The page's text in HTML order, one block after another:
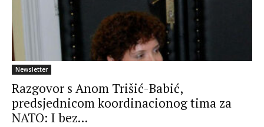
Newsletter
Razgovor s Anom Trišić-Babić,
predsjednicom koordinacionog tima za
NATO: I bez...